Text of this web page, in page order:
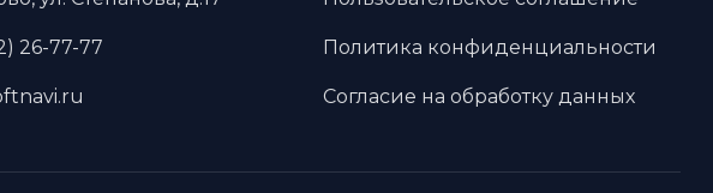
26-77-77 Политика конфиденциальности
Согласие на обработку данных